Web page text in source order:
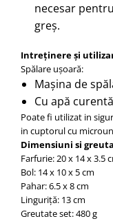
necesar
greș.
Intreținere și
Spălare ușoară:
Mașina de
Cu apă
Poate fi utilizat in
in cuptorul cu
Dimensiuni si
Farfurie: 20 x 14 x 3.5
Bol: 14 x 10 x 5 cm
Pahar: 6.5 x 8 cm
Linguriță: 13 cm
Greutate set: 480 g